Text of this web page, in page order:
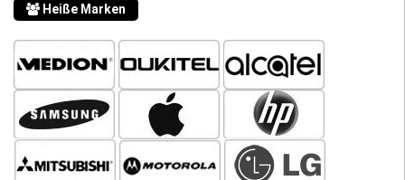
Heiße Marken